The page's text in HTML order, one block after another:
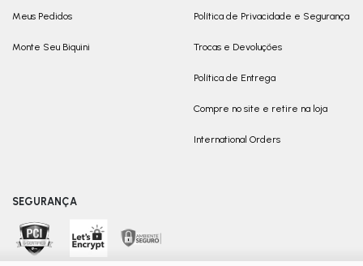
Meus Pedidos
Monte Seu Biquini
Política de Privacidade e Segurança
Trocas e Devoluções
Política de Entrega
Compre no site e retire na loja
International Orders
SEGURANÇA